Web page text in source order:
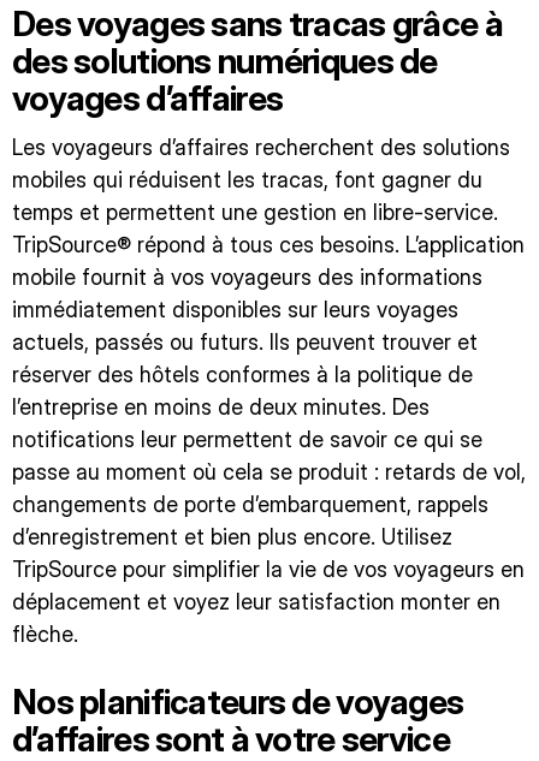
Des voyages sans tracas grâce à
des solutions numériques de
voyages d’affaires
Les voyageurs d’affaires recherchent des solutions
mobiles qui réduisent les tracas, font gagner du
temps et permettent une gestion en libre-service.
TripSource® répond à tous ces besoins. L’application
mobile fournit à vos voyageurs des informations
immédiatement disponibles sur leurs voyages
actuels, passés ou futurs. Ils peuvent trouver et
réserver des hôtels conformes à la politique de
l’entreprise en moins de deux minutes. Des
notifications leur permettent de savoir ce qui se
passe au moment où cela se produit : retards de vol,
changements de porte d’embarquement, rappels
d’enregistrement et bien plus encore. Utilisez
TripSource pour simplifier la vie de vos voyageurs en
déplacement et voyez leur satisfaction monter en
flèche.
Nos planificateurs de voyages
d’affaires sont à votre service